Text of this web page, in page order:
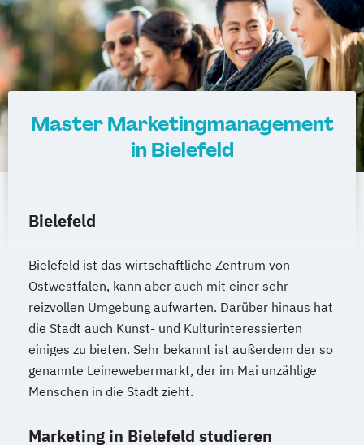
Master Marketingmanagement
in Bielefeld
Bielefeld
Bielefeld ist das wirtschaftliche Zentrum von
Ostwestfalen, kann aber auch mit einer sehr
reizvollen Umgebung aufwarten. Darüber hinaus hat
die Stadt auch Kunst- und Kulturinteressierten
einiges zu bieten. Sehr bekannt ist außerdem der so
genannte Leinewebermarkt, der im Mai unzählige
Menschen in die Stadt zieht.
Marketing in Bielefeld studieren